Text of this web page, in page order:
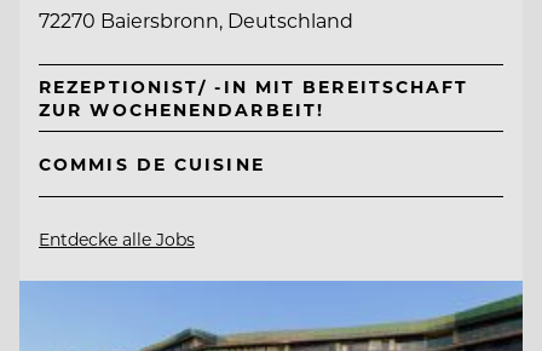
72270 Baiersbronn, Deutschland
REZEPTIONIST/ -IN MIT BEREITSCHAFT
ZUR WOCHENENDARBEIT!
COMMIS DE CUISINE
Entdecke alle Jobs